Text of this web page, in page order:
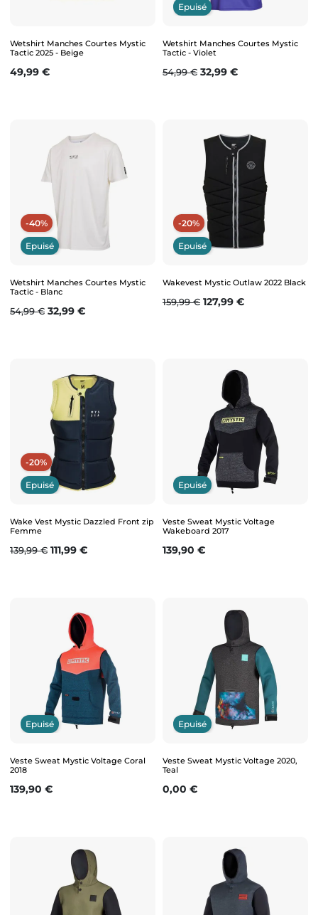
Wetshirt Manches Courtes Mystic
Tactic 2025 - Beige
Prix
49,99 €
Epuisé
Wetshirt Manches Courtes Mystic
Tactic - Violet
Prix de base
54,99 € Prix
32,99 €
-40%
Epuisé
Wetshirt Manches Courtes Mystic
Tactic - Blanc
Prix de base
54,99 € Prix
32,99 €
-20%
Epuisé
Wakevest Mystic Outlaw 2022 Black
Prix de base
159,99 € Prix
127,99 €
-20%
Epuisé
Wake Vest Mystic Dazzled Front zip
Femme
Prix de base
139,99 € Prix
111,99 €
Epuisé
Veste Sweat Mystic Voltage
Wakeboard 2017
Prix
139,90 €
Epuisé
Veste Sweat Mystic Voltage Coral
2018
Prix
139,90 €
Epuisé
Veste Sweat Mystic Voltage 2020,
Teal
Prix
0,00 €